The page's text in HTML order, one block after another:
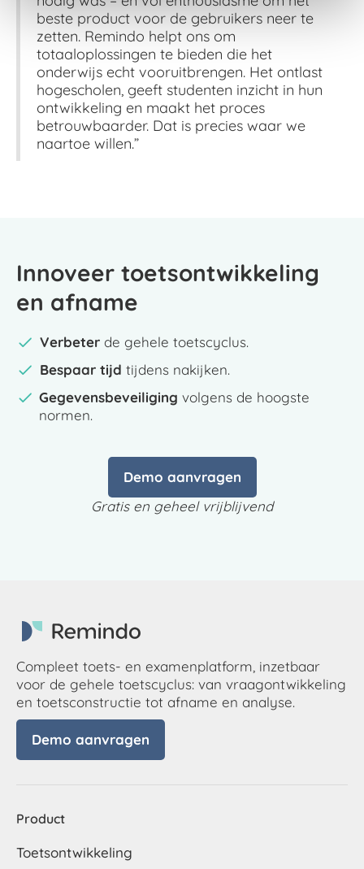
beste product voor de gebruikers neer te
zetten. Remindo helpt ons om
totaaloplossingen te bieden die het
onderwijs echt vooruitbrengen. Het ontlast
hogescholen, geeft studenten inzicht in hun
ontwikkeling en maakt het proces
betrouwbaarder. Dat is precies waar we
naartoe willen.”
Innoveer toetsontwikkeling
en afname
Verbeter de gehele toetscyclus.
Bespaar tijd tijdens nakijken.
Gegevensbeveiliging volgens de hoogste
normen.
Demo aanvragen
Gratis en geheel vrijblijvend
Compleet toets- en examenplatform, inzetbaar
voor de gehele toetscyclus: van vraagontwikkeling
en toetsconstructie tot afname en analyse.
Demo aanvragen
Product
Toetsontwikkeling